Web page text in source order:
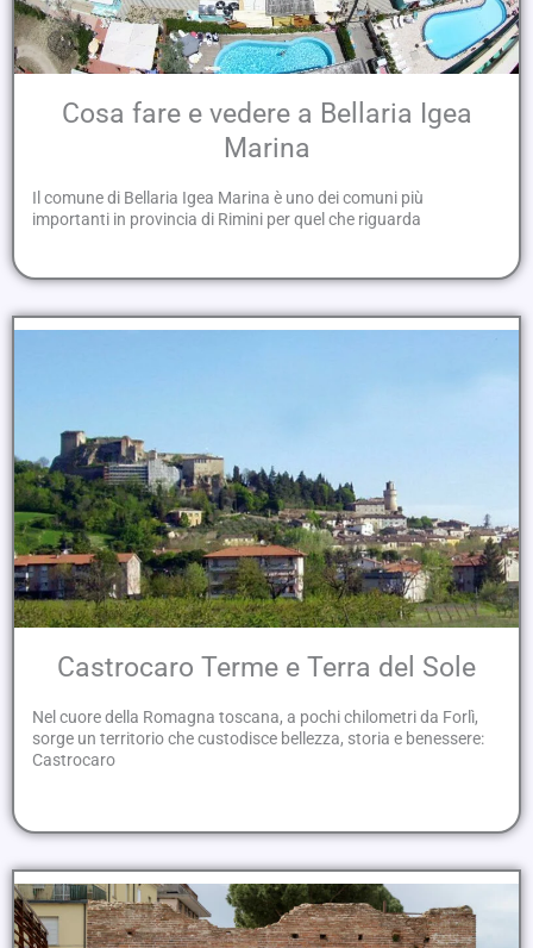
Cosa fare e vedere a Bellaria Igea
Marina
Il comune di Bellaria Igea Marina è uno dei comuni più
importanti in provincia di Rimini per quel che riguarda
Castrocaro Terme e Terra del Sole
Nel cuore della Romagna toscana, a pochi chilometri da Forlì,
sorge un territorio che custodisce bellezza, storia e benessere:
Castrocaro